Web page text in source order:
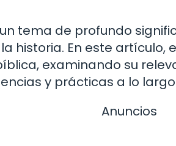
tema de profundo
historia. En este artículo,
examinando su
y prácticas a lo
Anuncios